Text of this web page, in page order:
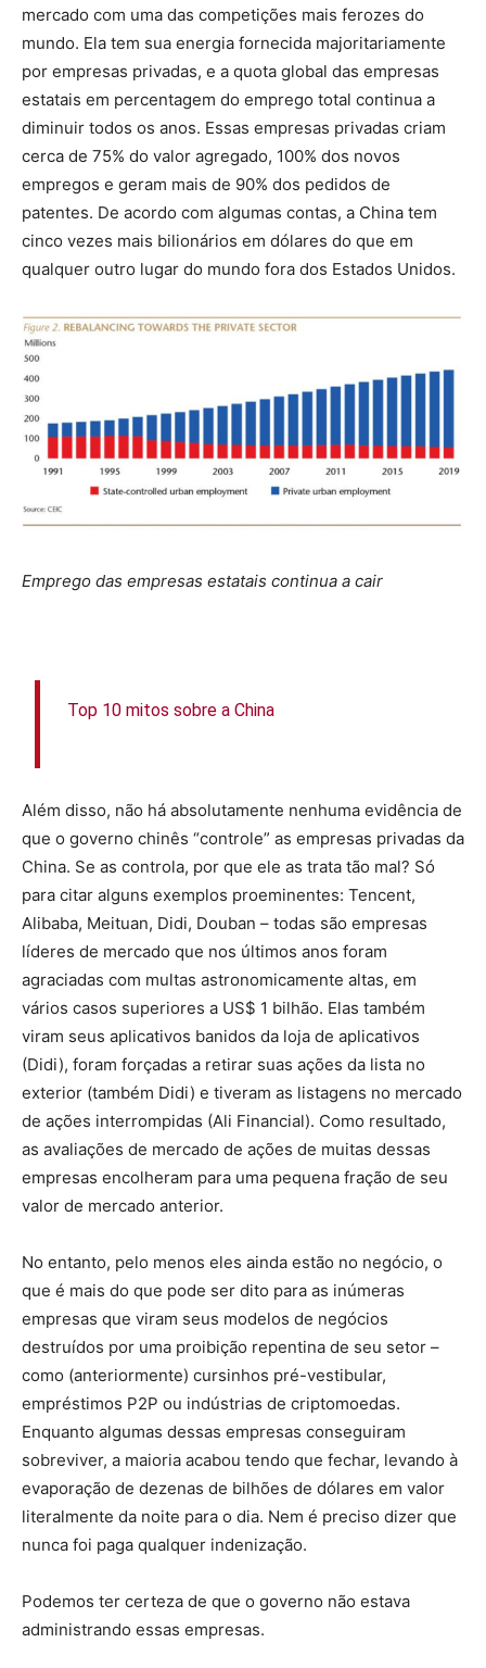
mercado com uma das competições mais ferozes do
mundo. Ela tem sua energia fornecida majoritariamente
por empresas privadas, e a quota global das empresas
estatais em percentagem do emprego total continua a
diminuir todos os anos. Essas empresas privadas criam
cerca de 75% do valor agregado, 100% dos novos
empregos e geram mais de 90% dos pedidos de
patentes. De acordo com algumas contas, a China tem
cinco vezes mais bilionários em dólares do que em
qualquer outro lugar do mundo fora dos Estados Unidos.
Emprego das empresas estatais continua a cair
Top 10 mitos sobre a China
Além disso, não há absolutamente nenhuma evidência de
que o governo chinês “controle” as empresas privadas da
China. Se as controla, por que ele as trata tão mal? Só
para citar alguns exemplos proeminentes: Tencent,
Alibaba, Meituan, Didi, Douban – todas são empresas
líderes de mercado que nos últimos anos foram
agraciadas com multas astronomicamente altas, em
vários casos superiores a US$ 1 bilhão. Elas também
viram seus aplicativos banidos da loja de aplicativos
(Didi), foram forçadas a retirar suas ações da lista no
exterior (também Didi) e tiveram as listagens no mercado
de ações interrompidas (Ali Financial). Como resultado,
as avaliações de mercado de ações de muitas dessas
empresas encolheram para uma pequena fração de seu
valor de mercado anterior.
No entanto, pelo menos eles ainda estão no negócio, o
que é mais do que pode ser dito para as inúmeras
empresas que viram seus modelos de negócios
destruídos por uma proibição repentina de seu setor –
como (anteriormente) cursinhos pré-vestibular,
empréstimos P2P ou indústrias de criptomoedas.
Enquanto algumas dessas empresas conseguiram
sobreviver, a maioria acabou tendo que fechar, levando à
evaporação de dezenas de bilhões de dólares em valor
literalmente da noite para o dia. Nem é preciso dizer que
nunca foi paga qualquer indenização.
Podemos ter certeza de que o governo não estava
administrando essas empresas.